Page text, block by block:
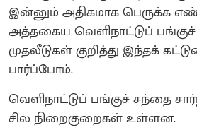
இன்னும் அதிகமாக பெருக்க
அத்தகைய வெளிநாட்டுப்
முதலீடுகள் குறித்து இந்தக்
பார்ப்போம்.
வெளிநாட்டுப் பங்குச் சந்தை
சில நிறைகுறைகள் உள்ளன.